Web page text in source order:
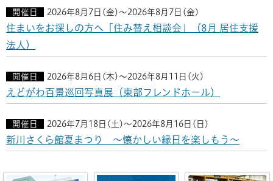
開催日 2026年8月7日(金)～2026年8月7日(金)
住まいをお探しの方へ「住み替え相談会」（8月 居住支援
法人）
開催日 2026年8月6日(木)～2026年8月11日(火)
えどがわ百景巡回写真展（東部フレンドホール）
開催日 2026年7月18日(土)～2026年8月16日(日)
新川さくら館夏まつり ～懐かしい縁日を楽しもう～